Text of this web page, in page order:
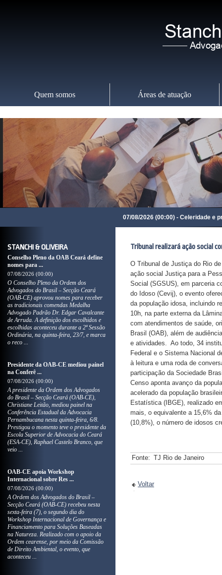
Quem somos Áreas de atuação
07/08/2026 (00:00) - Celeridade e
STANCHI & OLIVEIRA
Conselho Pleno da OAB Ceará define
nomes para ...
07/08/2026 (00:00)
O Conselho Pleno da Ordem dos
Advogados do Brasil – Secção Ceará
(OAB-CE) aprovou nomes para receber
as tradicionais comendas Medalha
Advogado Padrão Dr. Edgar Cavalcante
de Arruda. A definição dos escolhidos e
escolhidas aconteceu durante a 2ª Sessão
Ordinária, na quinta-feira, 23/7, e marca
o reco ...
Presidente da OAB-CE mediou painel
na Conferê ...
07/08/2026 (00:00)
A presidente da Ordem dos Advogados
do Brasil – Secção Ceará (OAB-CE),
Christiane Leitão, mediou painel na
Conferência Estadual da Advocacia
Pernambucana nesta quinta-feira, 6/8.
Prestigou o momento teve o presidente da
Escola Superior de Advocacia do Ceará
(ESA-CE), Raphael Castelo Branco, que
veio ...
OAB-CE apoia Workshop
Internacional sobre Res ...
07/08/2026 (00:00)
A Ordem dos Advogados do Brasil –
Secção Ceará (OAB-CE) recebeu nesta
sexta-feira (7), o segundo dia do
Workshop Internacional de Governança e
Financiamento para Soluções Baseadas
na Natureza. Realizado com o apoio da
Ordem cearense, por meio da Comissão
de Direito Ambiental, o evento, que
aconteceu ...
Tribunal realizará ação social
O Tribunal de Justiça do Rio
ação social Justiça para a
Social (SGSUS), em parceria
do Idoso (Cevij), o evento
da população idosa, incluindo
10h, na parte externa da
com atendimentos de saúde,
Brasil (OAB), além de
e atividades. Ao todo, 34
Federal e o Sistema Nacional
à leitura e uma roda de
participação da Sociedade
Censo aponta avanço da
acelerado da população
Estatística (IBGE), realizado
mais, o equivalente a 15,6%
(10,8%), o número de idosos
Fonte: TJ Rio de Janeiro
Voltar